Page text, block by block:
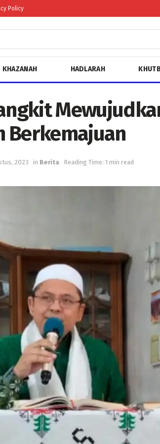
Policy
KHAZANAH HADLARAH
Berkemajuan
2023 in Berita Reading Time: 1 min read